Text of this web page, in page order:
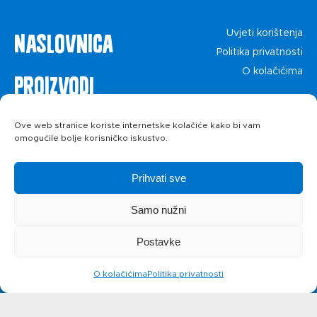
Ove web stranice koriste internetske kolačiće kako bi vam
omogućile bolje korisničko iskustvo.
Prihvati sve
Samo nužni
Postavke
O kolačićimaPolitika privatnosti
Naslovnica
Proizvodi
Recepti
Priča o ABC
Uvjeti korištenja
Politika privatnosti
O kolačićima